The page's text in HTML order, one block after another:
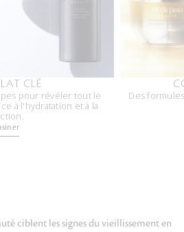
CLÉ
pour révéler tout le
à l'hydratation et à la
Des
ciblent les signes du vieillissement en